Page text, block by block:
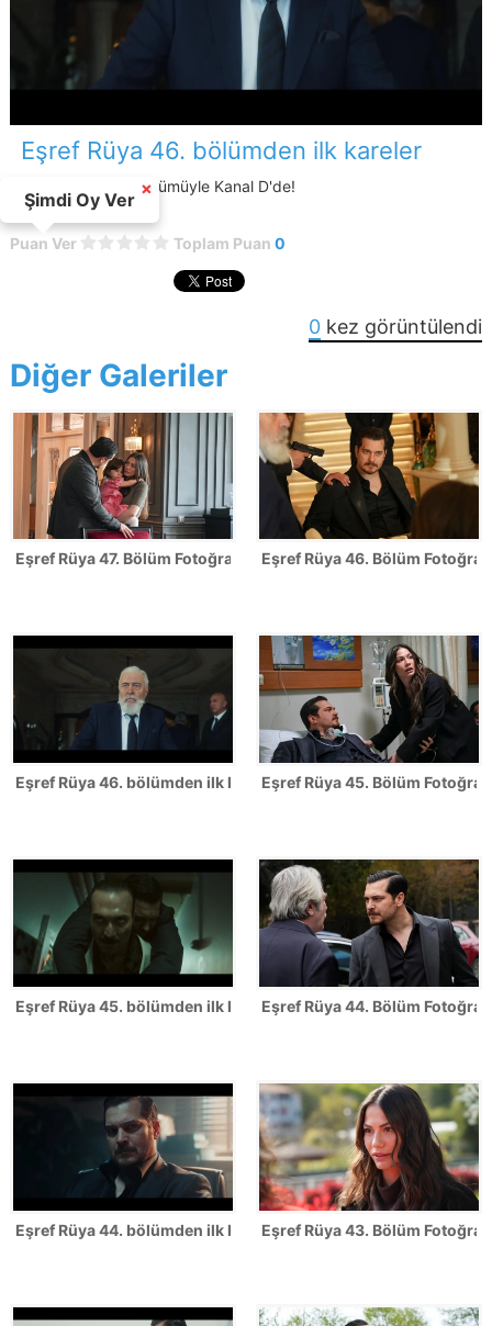
Eşref Rüya 46. bölümden ilk kareler
Eşref Rüya yeni bölümüyle Kanal D'de!
Puan Ver Toplam Puan 0
0 kez görüntülendi
Diğer Galeriler
Eşref Rüya 47. Bölüm Fotoğrafları - FİNALEşref Rüya 46. Bölüm
Eşref Rüya 46. bölümden ilk karelerEşref Rüya 45. Bölüm
Eşref Rüya 45. bölümden ilk karelerEşref Rüya 44. Bölüm
Eşref Rüya 44. bölümden ilk karelerEşref Rüya 43. Bölüm
Şimdi Oy Ver
×